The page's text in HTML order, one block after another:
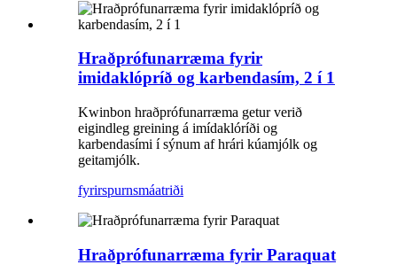
Hraðprófunarræma fyrir
imidaklópríð og karbendasím, 2 í 1
Kwinbon hraðprófunarræma getur verið
eigindleg greining á imídaklóríði og
karbendasími í sýnum af hrári kúamjólk og
geitamjólk.
fyrirspurnsmáatriði
Hraðprófunarræma fyrir Paraquat